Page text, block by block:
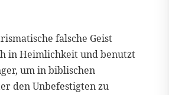
falsche Geist
in Heimlichkeit und benutzt
um in biblischen
den Unbefestigten zu